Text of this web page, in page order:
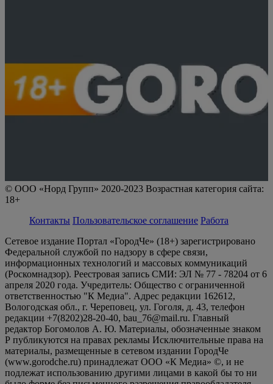
© ООО «Норд Групп» 2020-2023 Возрастная категория сайта:
18+
Контакты Пользовательское соглашение Работа
Сетевое издание Портал «ГородЧе» (18+) зарегистрировано
Федеральной службой по надзору в сфере связи,
информационных технологий и массовых коммуникаций
(Роскомнадзор). Реестровая запись СМИ: ЭЛ № 77 - 78204 от 6
апреля 2020 года. Учредитель: Общество с ограниченной
ответственностью "К Медиа". Адрес редакции 162612,
Вологодская обл., г. Череповец, ул. Гоголя, д. 43, телефон
редакции +7(8202)28-20-40, bau_76@mail.ru. Главный
редактор Богомолов А. Ю. Материалы, обозначенные знаком
Р публикуются на правах рекламы Исключительные права на
материалы, размещенные в сетевом издании ГородЧе
(www.gorodche.ru) принадлежат ООО «К Медиа» ©, и не
подлежат использованию другими лицами в какой бы то ни